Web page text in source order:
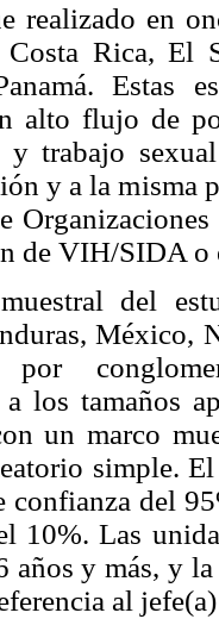
realizado en
Rica, El
Estas
alto flujo de
y trabajo
y a la misma
de VIH/SIDA o
del
México,
los tamaños
un marco
simple.
del
10%. Las
años y más, y
al